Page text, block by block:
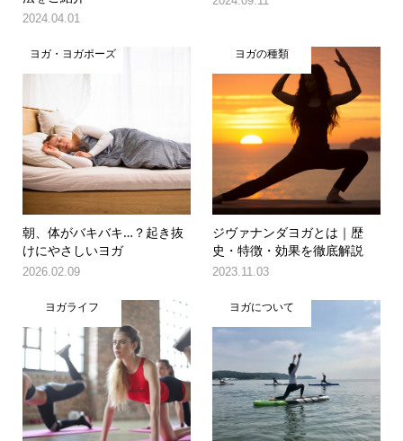
2024.04.01
ヨガ・ヨガポーズ
朝、体がバキバキ…？起き抜
けにやさしいヨガ
2026.02.09
ヨガの種類
ジヴァナンダヨガとは｜歴
史・特徴・効果を徹底解説
2023.11.03
ヨガライフ ヨガについて